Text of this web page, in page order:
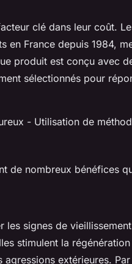
clé dans leur coût.
en France depuis 1984,
produit est conçu avec
sélectionnés pour
- Utilisation de
de nombreux bénéfices
les signes de
stimulent la
extérieures.